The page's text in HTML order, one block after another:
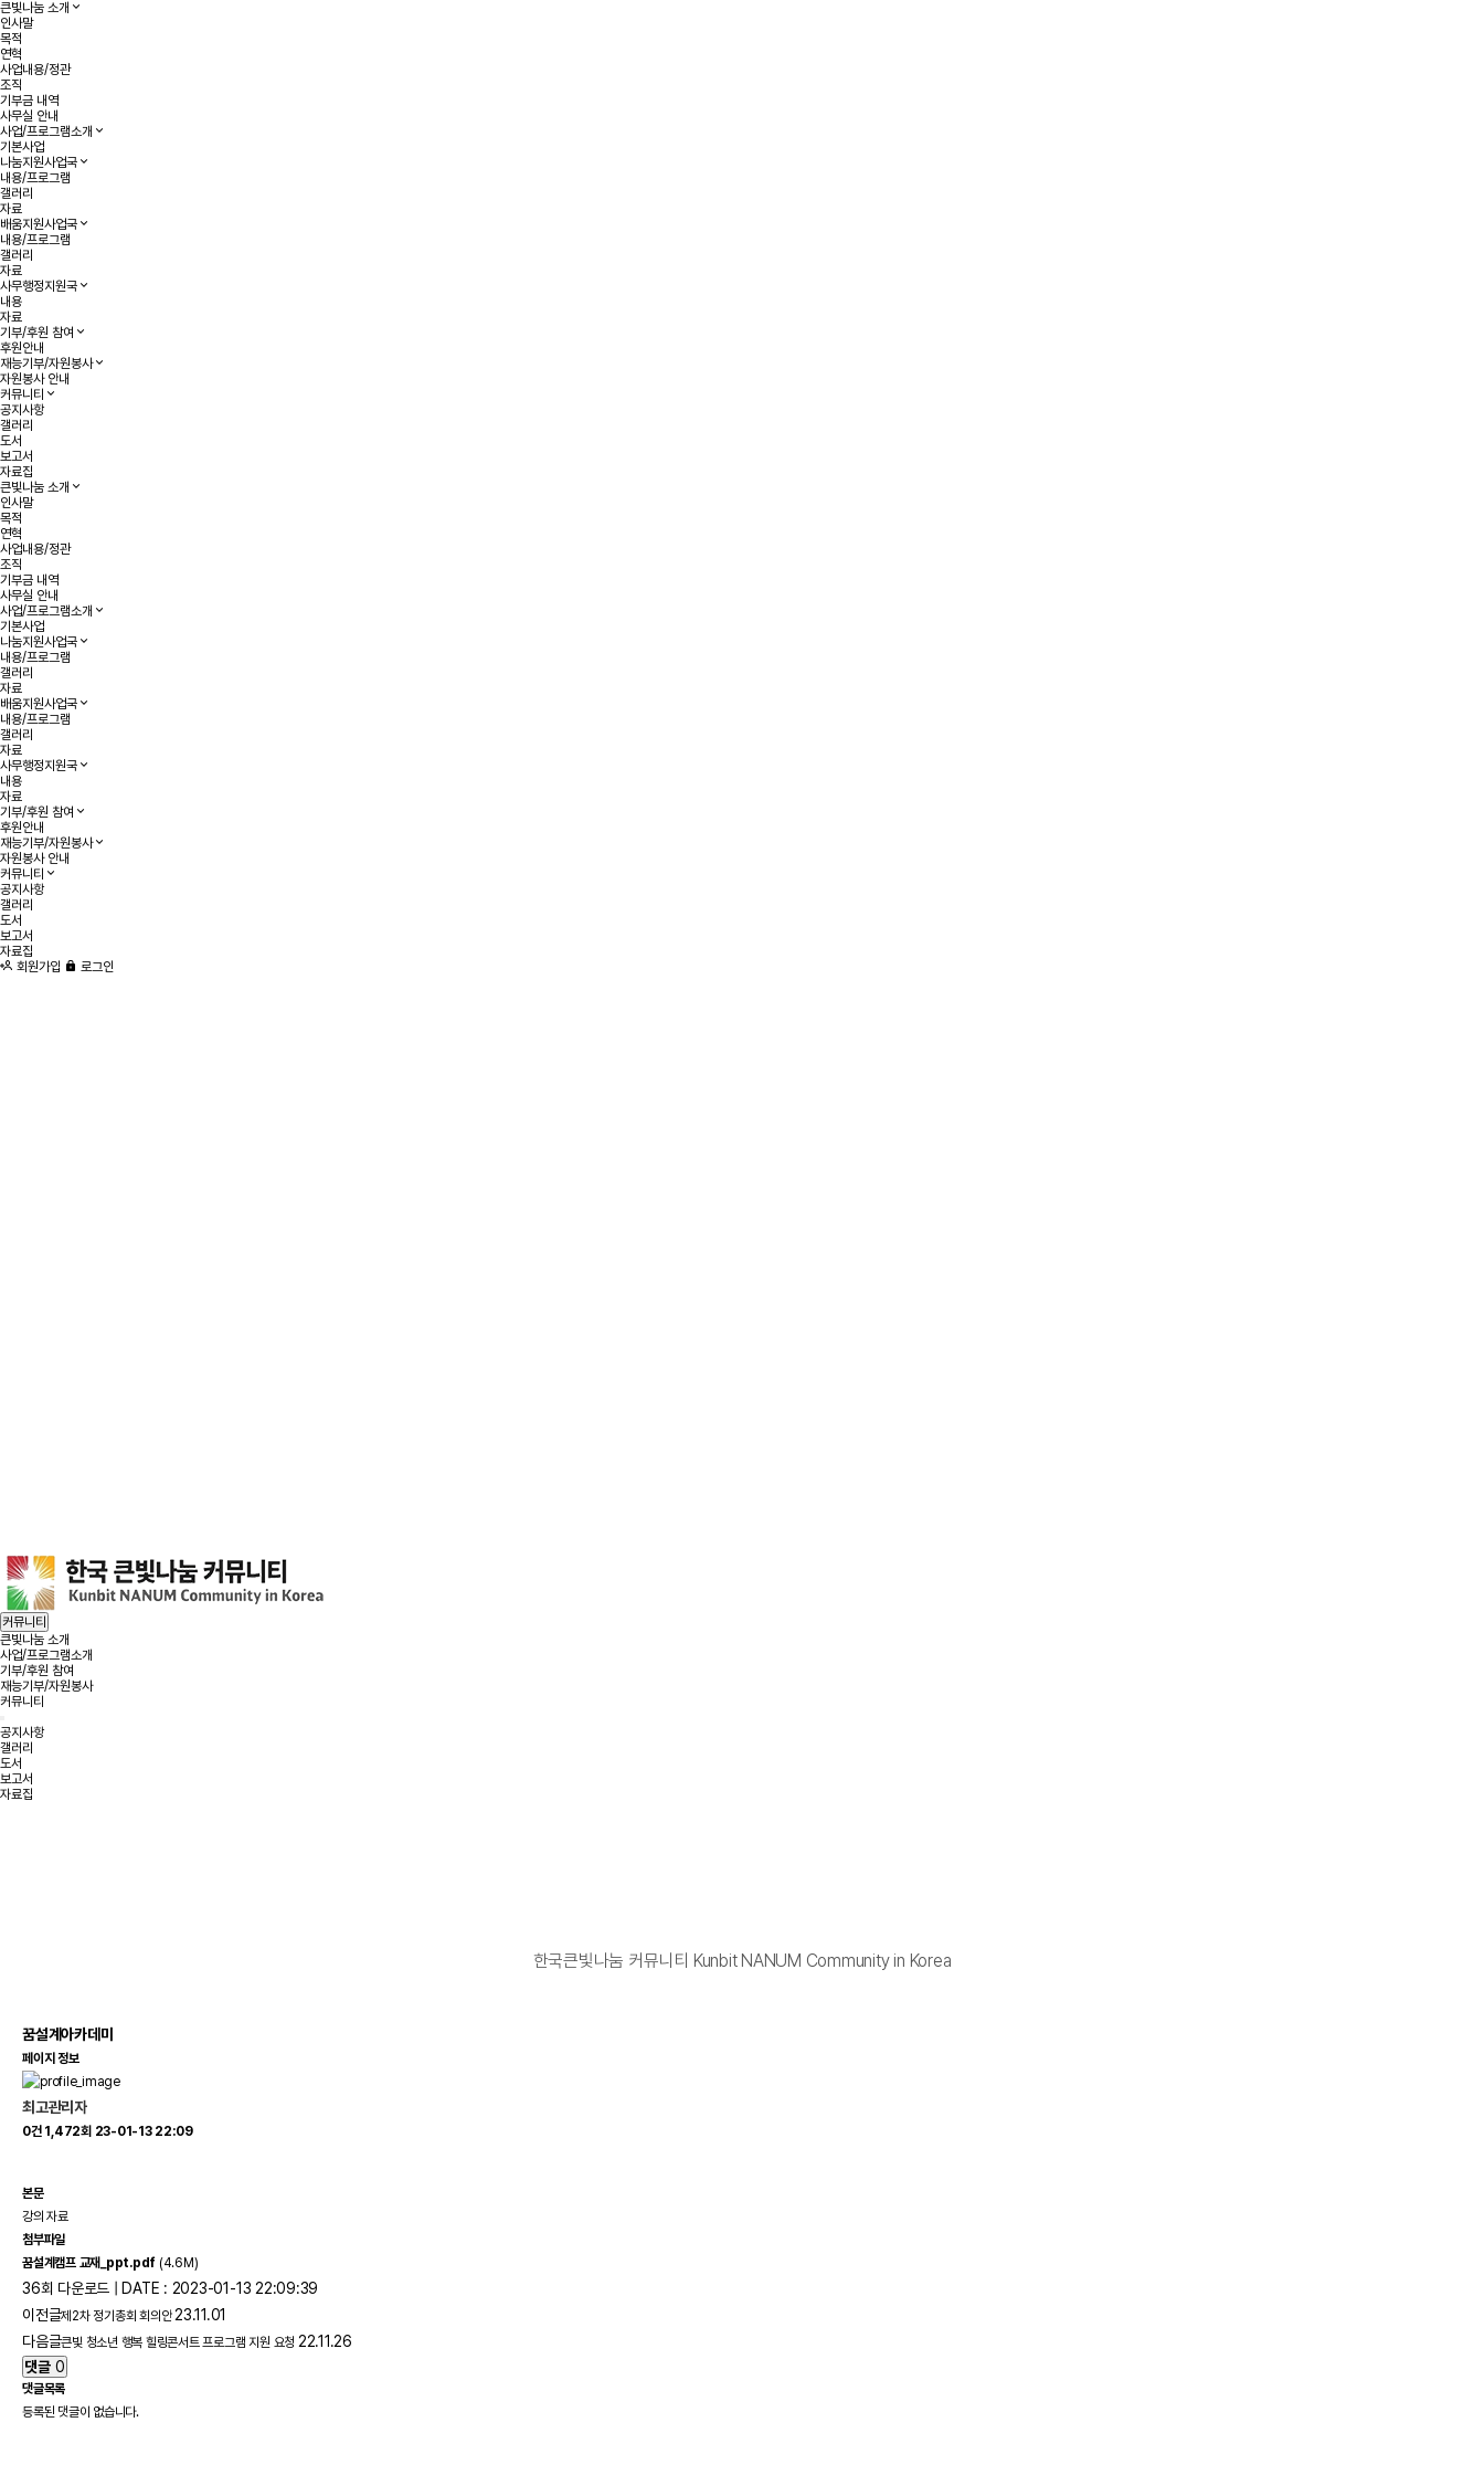
큰빛나눔 소개
인사말
목적
연혁
사업내용/정관
조직
기부금 내역
사무실 안내
사업/프로그램소개
기본사업
나눔지원사업국
내용/프로그램
갤러리
자료
배움지원사업국
내용/프로그램
갤러리
자료
사무행정지원국
내용
자료
기부/후원 참여
후원안내
재능기부/자원봉사
자원봉사 안내
커뮤니티
공지사항
갤러리
도서
보고서
자료집
큰빛나눔 소개
인사말
목적
연혁
사업내용/정관
조직
기부금 내역
사무실 안내
사업/프로그램소개
기본사업
나눔지원사업국
내용/프로그램
갤러리
자료
배움지원사업국
내용/프로그램
갤러리
자료
사무행정지원국
내용
자료
기부/후원 참여
후원안내
재능기부/자원봉사
자원봉사 안내
커뮤니티
공지사항
갤러리
도서
보고서
자료집
회원가입
로그인
헤더설정
커뮤니티
큰빛나눔 소개
사업/프로그램소개
기부/후원 참여
재능기부/자원봉사
커뮤니티
공지사항
갤러리
도서
보고서
자료집
한국큰빛나눔 커뮤니티 Kunbit NANUM Community in Korea
꿈설계아카데미
페이지 정보
최고관리자
0건 1,472회 23-01-13 22:09
본문
강의 자료
첨부파일
꿈설계캠프 교재_ppt.pdf (4.6M)
36회 다운로드 | DATE : 2023-01-13 22:09:39
이전글제2차 정기총회 회의안23.11.01
다음글큰빛 청소년 행복 힐링콘서트 프로그램 지원 요청 22.11.26
댓글 0
댓글목록
등록된 댓글이 없습니다.